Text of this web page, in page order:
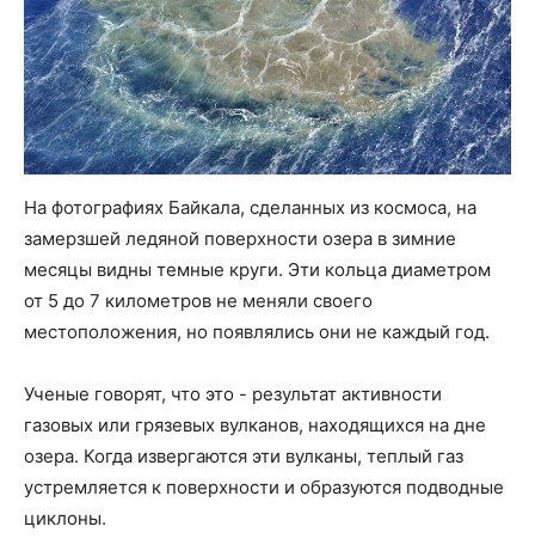
На фотографиях Байкала, сделанных из космоса, на
замерзшей ледяной поверхности озера в зимние
месяцы видны темные круги. Эти кольца диаметром
от 5 до 7 километров не меняли своего
местоположения, но появлялись они не каждый год.
Ученые говорят, что это - результат активности
газовых или грязевых вулканов, находящихся на дне
озера. Когда извергаются эти вулканы, теплый газ
устремляется к поверхности и образуются подводные
циклоны.